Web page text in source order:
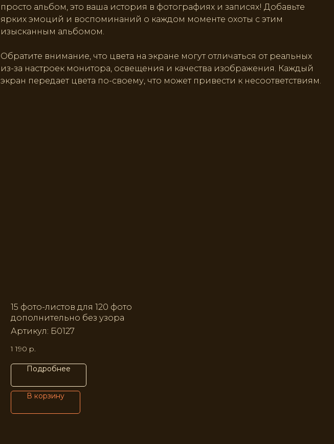
просто альбом, это ваша история в фотографиях и записях! Добавьте
ярких эмоций и воспоминаний о каждом моменте охоты с этим
изысканным альбомом.
Обратите внимание, что цвета на экране могут отличаться от реальных
из-за настроек монитора, освещения и качества изображения. Каждый
экран передает цвета по-своему, что может привести к несоответствиям.
15 фото-листов для 120 фото
дополнительно без узора
Артикул: Б0127
1 190 р.
Подробнее
В корзину